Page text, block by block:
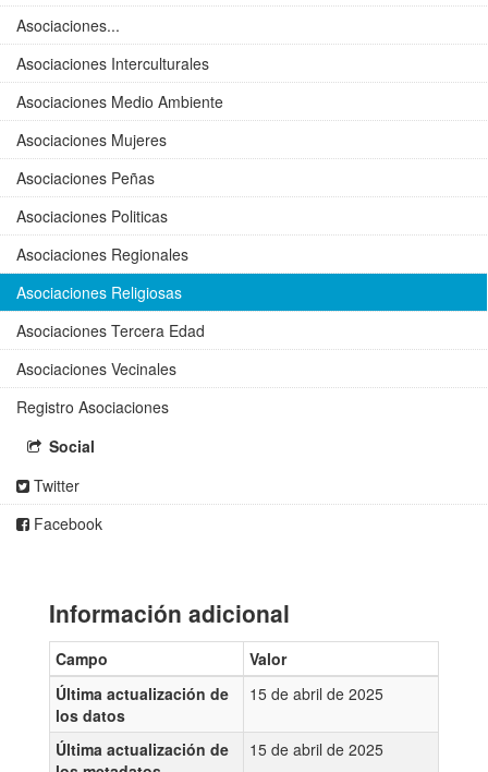
Asociaciones...
Asociaciones Interculturales
Asociaciones Medio Ambiente
Asociaciones Mujeres
Asociaciones Peñas
Asociaciones Politicas
Asociaciones Regionales
Asociaciones Religiosas
Asociaciones Tercera Edad
Asociaciones Vecinales
Registro Asociaciones
Social
Twitter
Facebook
Información adicional
Campo
Valor
Última actualización de
los datos
15 de abril de 2025
Última actualización de
15 de abril de 2025